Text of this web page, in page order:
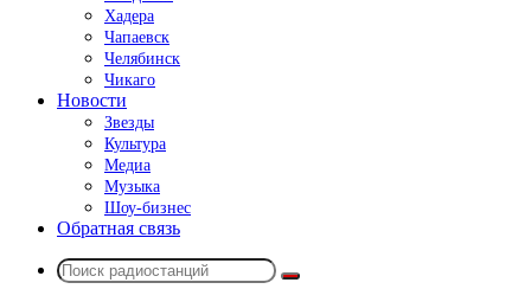
Хадера
Чапаевск
Челябинск
Чикаго
Новости
Звезды
Культура
Медиа
Музыка
Шоу-бизнес
Обратная связь
Поиск